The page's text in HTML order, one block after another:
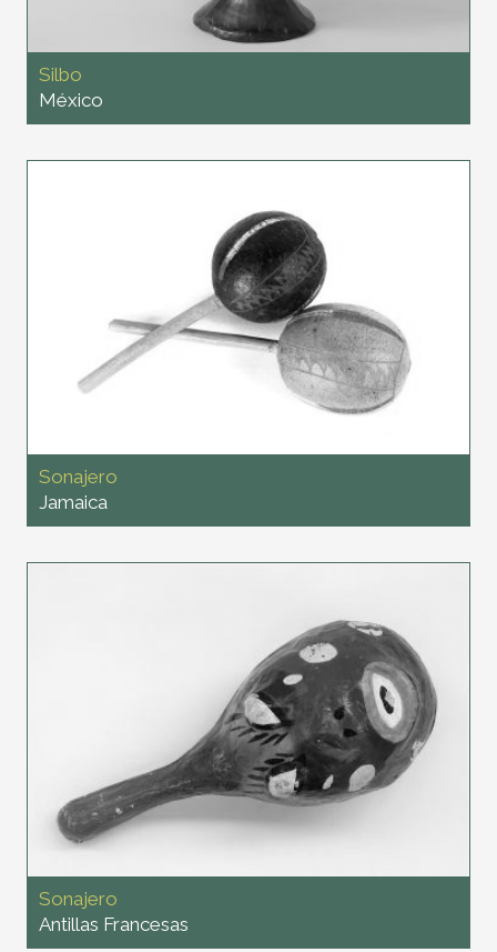
Silbo
México
Sonajero
Jamaica
Sonajero
Antillas Francesas